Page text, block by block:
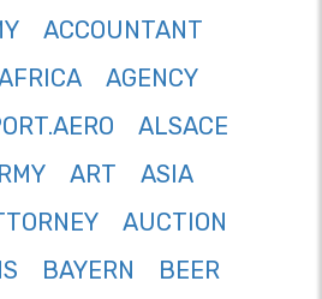
ACCOUNTANT
AGENCY
ALSACE
ART
ASIA
AUCTION
BAYERN
BEER